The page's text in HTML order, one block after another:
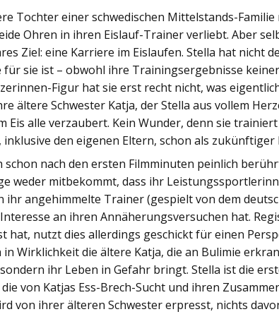
Tochter einer schwedischen Mittelstands-
Ohren in ihren Eislauf-Trainer verliebt. Aber
Ziel: eine Karriere im Eislaufen. Stella hat nicht
für sie ist – obwohl ihre Trainingsergebnisse
Figur hat sie erst recht nicht, was
ältere Schwester Katja, der Stella aus vollem
Eis alle verzaubert. Kein Wunder, denn sie
den eigenen Eltern, schon als zukünftiger
schon nach den ersten Filmminuten peinlich
weder mitbekommt, dass ihr
ihr angehimmelte Trainer (gespielt von dem
an ihren Annäherungsversuchen hat.
hat, nutzt dies allerdings geschickt für einen
Wirklichkeit die ältere Katja, die an Bulimie
ihr Leben in Gefahr bringt. Stella ist die
von Katjas Ess-Brech-Sucht und ihren
von ihrer älteren Schwester erpresst, nichts